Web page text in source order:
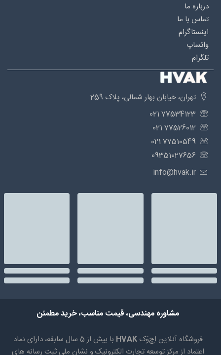
درباره‌ ما
تماس با ما
اینستاگرام
واتساپ
تلگرام
تهران، خیابان بهار شمالی، پلاک 259
77534123 021
77526012 021
77510549 021
09351027656
info@hvak.ir
مشاوره مهندسی، قیمت مناسب، خرید مطمئن
فروشگاه آنلاین اِچ‌وَک HVAK
با بیش از 5 سال سابقه، دارای نماد
اعتماد از مرکز توسعه تجارت الکترونیک و نشان ملی ثبت رسانه های